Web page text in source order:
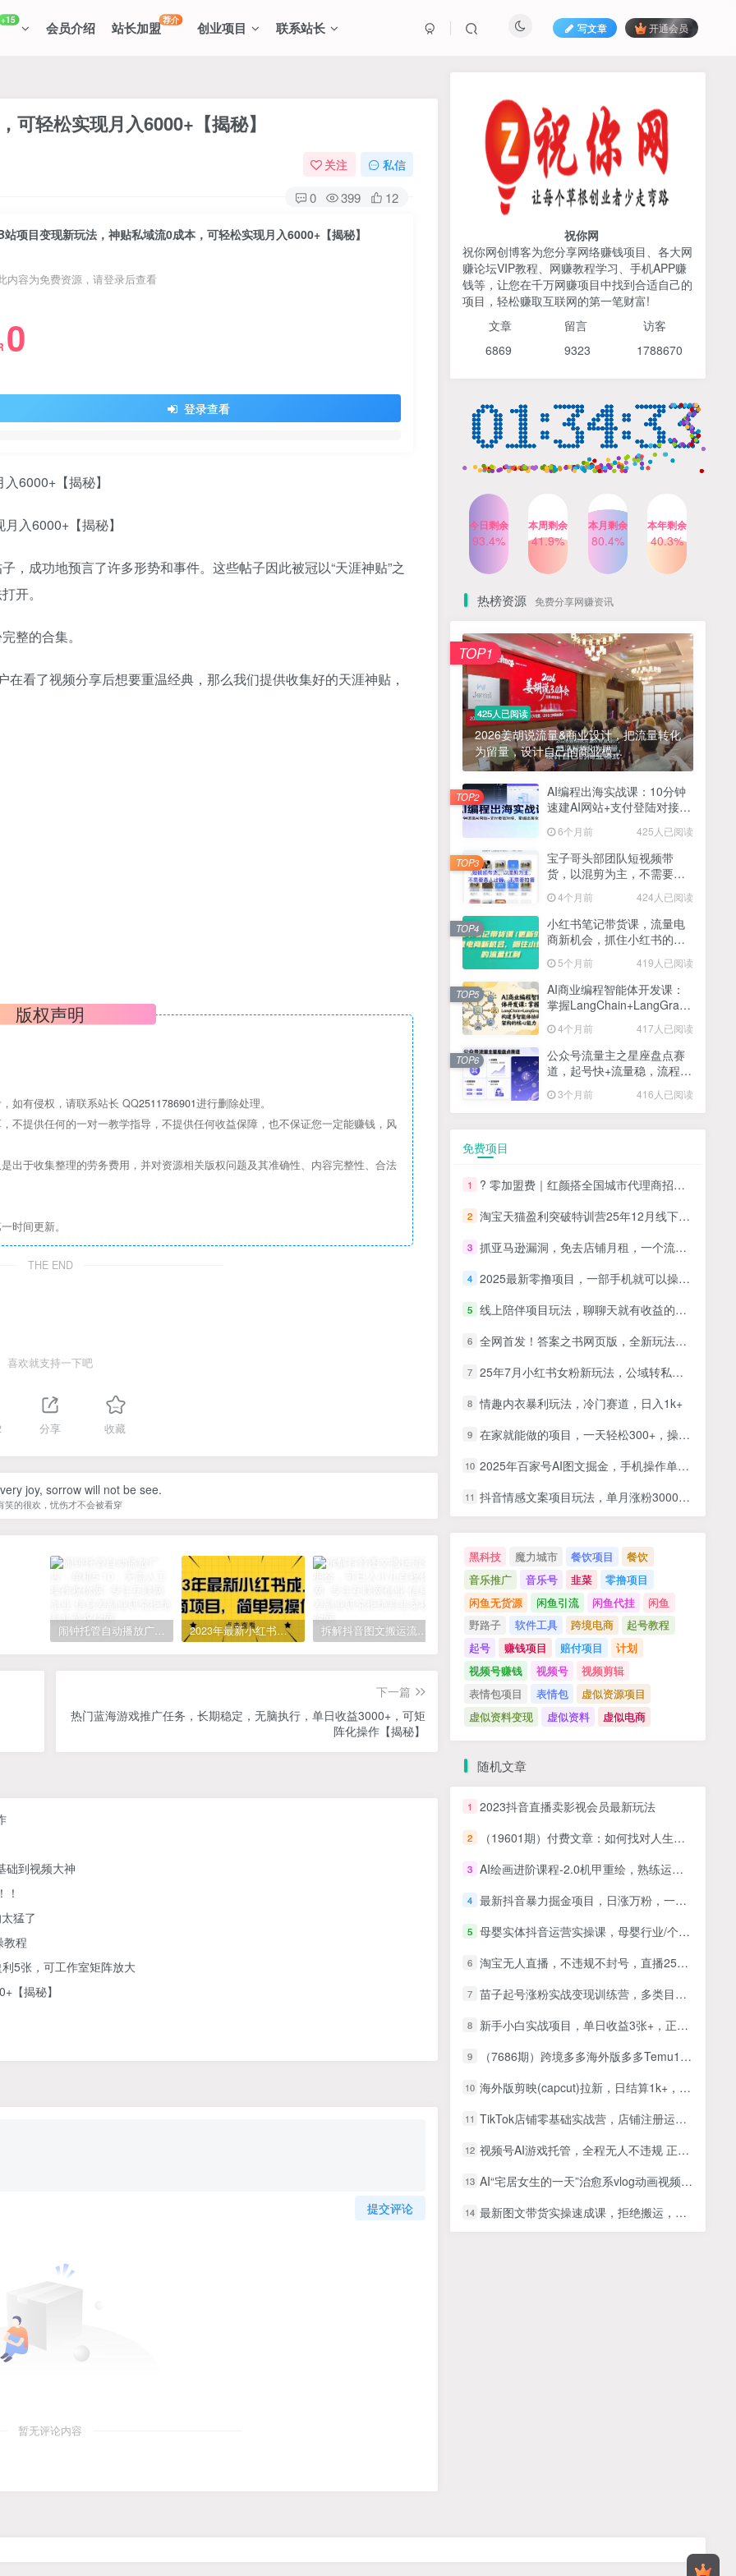
+15 会员介绍 站长加盟荐介 创业项目 联系站长 写文章 开通会员
可轻松实现月入6000+【揭秘】
关注 私信
0 399 12
站项目变现新玩法，神贴私域流0成本，可轻松实现月入6000+【揭秘】
内容为免费资源，请登录后查看
0
登录查看
6000+【揭秘】
，成功地预言了许多形势和事件。这些帖子因此被冠以“天涯神贴”之
开。
整的合集。
看了视频分享后想要重温经典，那么我们提供收集好的天涯神贴，
版权声明
如有侵权，请联系站长 QQ2511786901进行删除处理。
不提供任何的一对一教学指导，不提供任何收益保障，也不保证您一定能赚钱，风
出于收集整理的劳务费用，并对资源相关版权问题及其准确性、内容完整性、合法
时间更新。
THE END
喜欢就支持一下吧
分享 收藏
joy, sorrow will not be see.
笑的很欢，忧伤才不会被看穿
闹钟托管自动播放广告，单机5-10，无需人工操作 2023年最新小红书成人电商项目，简单易操作【详细教程】 拆解抖音图文搬运流量掘金，可日入小几百 快手星火计划项目玩法，零门槛，单视频收益5000+，保姆级教程
下一篇
热门蓝海游戏推广任务，长期稳定，无脑执行，单日收益3000+，可矩
阵化操作【揭秘】
础到视频大神
猛了
教程
5张，可工作室矩阵放大
【揭秘】
提交评论
暂无评论内容
425人已阅读
2026姜胡说流量&商业设计，把流量转化
为留量，设计自己的商业模...
TOP1
AI编程出海实战课：10分钟
速建AI网站+支付登陆对接，
掌握出海全流程
6个月前 425人已阅读
TOP2
货，以混剪为主，不需要真
小红书笔记带货课，流量电
商新机会，抓住小红书的流
量红利(更新26年2月)
5个月前 419人已阅读
TOP4
AI商业编程智能体开发课：
4个月前
TOP5
公众号流量主之星座盘点赛
道，起号快+流量稳，流程简
单，适合新手操作
3个月前 416人已阅读
TOP6
1 ? 零加盟费｜红颜搭全国城市代理商招募正式启动！
淘宝天猫盈利突破特训营25年12月线下课，系统性的深度剖析电商企业经营之道，打造电商标准化运营体系
3 抓亚马逊漏洞，免去店铺月租，一个流量大竞争小，让你有机会成大卖的赛道
2025最新零撸项目，一部手机就可以操作，20秒一单，零投入纯薅羊毛，无门槛，一天200+【揭秘】
5 线上陪伴项目玩法，聊聊天就有收益的项目，一个月收益5000+
6 全网首发！答案之书网页版，全新玩法，搭配文档和网页，日入1k+零门槛小白首选副业
7 25年7月小红书女粉新玩法，公域转私域变现，日轻松变现2张+，5分钟简单复制好上手
8 情趣内衣暴利玩法，冷门赛道，日入1k+
9 在家就能做的项目，一天轻松300+，操作简单上手快
10 2025年百家号AI图文掘金，手机操作单号月入4-5位数，低门槛【附指令+工具】
抖音情感文案项目玩法，单月涨粉3000+，新手小白也能做
祝你网
祝你网创博客为您分享网络赚钱项目、各大网
赚论坛VIP教程、网赚教程学习、手机APP赚
钱等，让您在千万网赚项目中找到合适自己的
项目，轻松赚取互联网的第一笔财富!
文章 留言 访客
6869 9323 1788670
今日剩余
93.4%
本周剩余
41.9%
本月剩余
80.4%
本年剩余
40.3%
热榜资源 免费分享网赚资讯
425人已阅读
2026姜胡说流量&商业设计，把流量转化
为留量，设计自己的商业模...
TOP1
AI编程出海实战课：10分钟
速建AI网站+支付登陆对接，
6个月前 425人已阅读
TOP2
宝子哥头部团队短视频带
货，以混剪为主，不需要真
26年3月】
4个月前 424人已阅读
TOP3
小红书笔记带货课，流量电
商新机会，抓住小红书的流
5个月前 419人已阅读
TOP4
AI商业编程智能体开发课：
掌握LangChain+LangGraph
心能力
4个月前 417人已阅读
TOP5
公众号流量主之星座盘点赛
道，起号快+流量稳，流程简
3个月前 416人已阅读
TOP6
免费项目
1 ? 零加盟费｜红颜搭全国城市代理商招募正式启动！
2 淘宝天猫盈利突破特训营25年12月线下课，系统性的深度剖析电商企业经营之道，打造电商标准化运营体系
3 抓亚马逊漏洞，免去店铺月租，一个流量大竞争小，让你有机会成大卖的赛道
4 2025最新零撸项目，一部手机就可以操作，20秒一单，零投入纯薅羊毛，无门槛，一天200+【揭秘】
5 线上陪伴项目玩法，聊聊天就有收益的项目，一个月收益5000+
6 全网首发！答案之书网页版，全新玩法，搭配文档和网页，日入1k+零门槛小白首选副业
7 25年7月小红书女粉新玩法，公域转私域变现，日轻松变现2张+，5分钟简单复制好上手
8 情趣内衣暴利玩法，冷门赛道，日入1k+
9 在家就能做的项目，一天轻松300+，操作简单上手快
10 2025年百家号AI图文掘金，手机操作单号月入4-5位数，低门槛【附指令+工具】
11 抖音情感文案项目玩法，单月涨粉3000+，新手小白也能做
黑科技 魔力城市 餐饮项目
餐饮
音乐推广
音乐号 韭菜
零撸项目
闲鱼无货源
闲鱼引流 闲鱼代挂
闲鱼
野路子
软件工具 跨境电商
起号教程
起号
赚钱项目 赔付项目
计划
视频号赚钱
视频号
视频剪辑
表情包项目
表情包
虚似资源项目
虚似资料变现
虚似资料 虚似电商
随机文章
1 2023抖音直播卖影视会员最新玩法
2 （19601期）付费文章：如何找对人生密码的答案？这一篇让你比90%的大师还厉害！
3 AI绘画进阶课程-2.0机甲重绘，熟练运用stabledifusion，快速生成高品质设计设计图稿
4 最新抖音暴力掘金项目，日涨万粉，一单变现500+【揭秘】
5 母婴实体抖音运营实操课，母婴行业/个人ip/母婴实体同城号，帮助母婴实体在短视频做出新增长
6 淘宝无人直播，不违规不封号，直播25小时卖17万，全年旺季！可批量矩阵
7 苗子起号涨粉实战变现训练营，多类目零基础爆款起号、精准起号节奏、新手稳涨粉可落地变现全课
8 新手小白实战项目，单日收益3张+，正规长期可落地，后期可实现日收1k+【揭秘】
9 （7686期）跨境多多海外版多多Temu12天快速入门实战课，从入驻 上架到正式售卖全流程
10 海外版剪映(capcut)拉新，日结算1k+，市场空白，风口项目
11 TikTok店铺零基础实战营，店铺注册运营・产品上架・回款物流・内容拍摄剪辑等 ，跨境小白从0到1落地课
12 视频号AI游戏托管，全程无人不违规 正规安全，单日平均收益130+
13 AI“宅居女生的一天”治愈系vlog动画视频，7天长粉破千，单条广告2k+，0成本制作有手就会
14 最新图文带货实操速成课，拒绝搬运，学会设计！轻松过原创 (53节课)